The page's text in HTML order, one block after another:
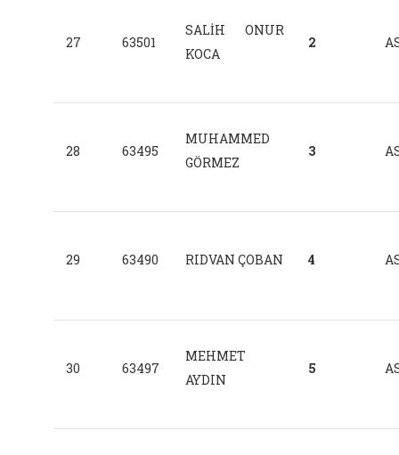
27 63501
SALİH ONUR
KOCA
2
28 63495
MUHAMMED
GÖRMEZ
3
29 63490 RIDVAN ÇOBAN 4
30 63497
MEHMET
AYDIN
5